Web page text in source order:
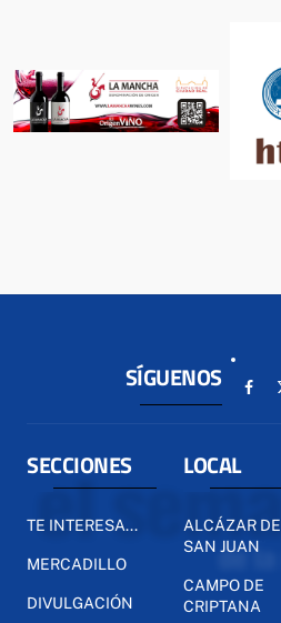
SÍGUENOS
SECCIONES
TE INTERESA...
MERCADILLO
DIVULGACIÓN
LOCAL
ALCÁZAR DE
SAN JUAN
CAMPO DE
CRIPTANA